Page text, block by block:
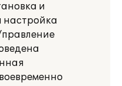
и
настройка